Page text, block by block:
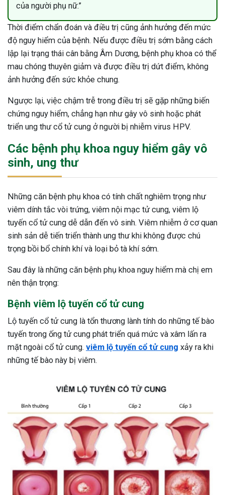
Sau Sinh Có Tự Khỏi
Thông Tin Cần Biết
sau sinh là tình trạng viêm da
phổ biến, khiến đôi bàn tay,
của chị em trở nên khô...
của người phụ nữ.”
Thời điểm chẩn đoán và điều trị cũng ảnh hưởng đến mức
độ nguy hiểm của bệnh. Nếu được điều trị sớm bằng cách
lập lại trạng thái cân bằng Âm Dương, bệnh phụ khoa có thể
mau chóng thuyên giảm và được điều trị dứt điểm, không
ảnh hưởng đến sức khỏe chung.
Ngược lại, việc chậm trễ trong điều trị sẽ gặp những biến
chứng nguy hiểm, chẳng hạn như gây vô sinh hoặc phát
triển ung thư cổ tử cung ở người bị nhiễm virus HPV.
Các bệnh phụ khoa nguy hiểm gây vô
sinh, ung thư
Những căn bệnh phụ khoa có tính chất nghiêm trọng như
viêm dính tắc vòi trứng, viêm nội mạc tử cung, viêm lộ
tuyến cổ tử cung dễ dẫn đến vô sinh. Viêm nhiễm ở cơ quan
sinh sản dễ tiến triển thành ung thư khi không được chú
trọng bồi bổ chính khí và loại bỏ tà khí sớm.
Sau đây là những căn bệnh phụ khoa nguy hiểm mà chị em
nên thận trọng:
Bệnh viêm lộ tuyến cổ tử cung
Lộ tuyến cổ tử cung là tổn thương lành tính do những tế bào
tuyến trong ống tử cung phát triển quá mức và xâm lấn ra
mặt ngoài cổ tử cung. viêm lộ tuyến cổ tử cung xảy ra khi
những tế bào này bị viêm.